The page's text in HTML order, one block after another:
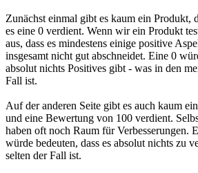
Zunächst einmal gibt es kaum ein Produkt,
es eine 0 verdient. Wenn wir ein Produkt
aus, dass es mindestens einige positive
insgesamt nicht gut abschneidet. Eine 0
absolut nichts Positives gibt - was in den
Fall ist.
Auf der anderen Seite gibt es auch kaum
und eine Bewertung von 100 verdient.
haben oft noch Raum für Verbesserungen.
würde bedeuten, dass es absolut nichts zu
selten der Fall ist.